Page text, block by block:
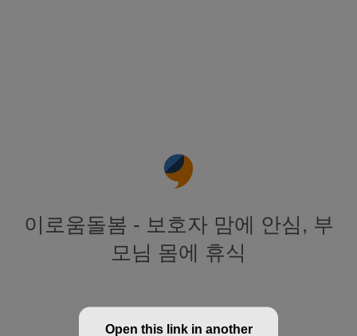
이로움돌봄 - 보호자 맘에 안심, 부
모님 몸에 휴식